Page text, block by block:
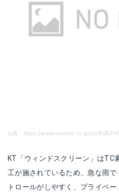
出典：https://www.amazon.co.jp/dp/
KT「ウィンドスクリーン」はTC
工が施されているため、急な雨
トロールがしやすく、プライベ